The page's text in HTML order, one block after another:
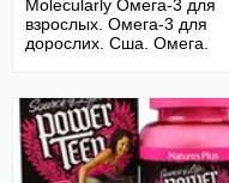
Molecularly Омега-3 для
взрослых. Омега-3 для
дорослих. Сша. Омега.